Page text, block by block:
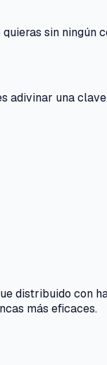
sin ningún
adivinar una
distribuido con
más eficaces.